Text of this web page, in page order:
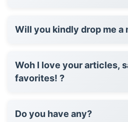
Will you kindly drop me a
Woh I love your articles,
favorites! ?
Do you have any?